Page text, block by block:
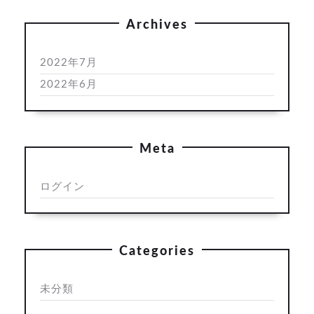
Archives
2022年7月
2022年6月
Meta
ログイン
Categories
未分類